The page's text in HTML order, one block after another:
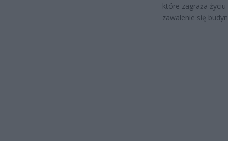
które zagraża
zawalenie się